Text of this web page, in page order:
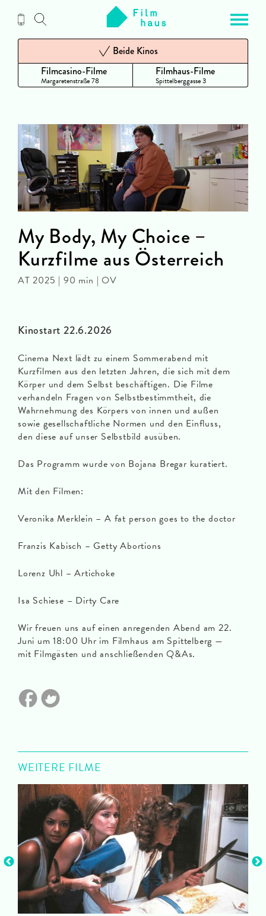
Inhalt
Filmcasino-Filme
Margaretenstraße 78
Beide Kinos
Filmhaus-Filme
Spittelberggasse 3
Kinostart 22.6.2026
Cinema Next lädt zu einem Sommerabend mit
Kurzfilmen aus den letzten Jahren, die sich mit dem
Körper und dem Selbst beschäftigen. Die Filme
verhandeln Fragen von Selbstbestimmtheit, die
Wahrnehmung des Körpers von innen und außen
sowie gesellschaftliche Normen und den Einfluss,
den diese auf unser Selbstbild ausüben.
Das Programm wurde von Bojana Bregar kuratiert.
Mit den Filmen:
Veronika Merklein – A fat person goes to the doctor
Franzis Kabisch – Getty Abortions
Lorenz Uhl – Artichoke
Isa Schiese – Dirty Care
Wir freuen uns auf einen anregenden Abend am 22.
Juni um 18:00 Uhr im Filmhaus am Spittelberg —
mit Filmgästen und anschließenden Q&As.
My Body, My Choice –
Kurzfilme aus Österreich
AT 2025 | 90 min | OV
WEITERE FILME